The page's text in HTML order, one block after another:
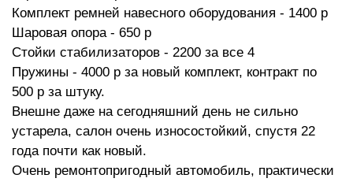
Комплект ремней навесного оборудования - 1400 р
Шаровая опора - 650 р
Стойки стабилизаторов - 2200 за все 4
Пружины - 4000 р за новый комплект, контракт по
500 р за штуку.
Внешне даже на сегодняшний день не сильно
устарела, салон очень износостойкий, спустя 22
года почти как новый.
Очень ремонтопригодный автомобиль, практически